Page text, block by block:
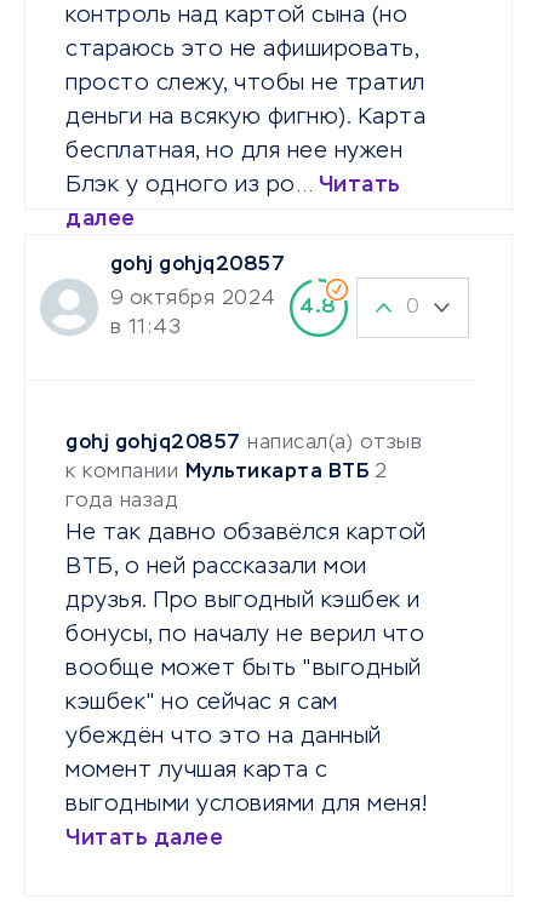
контроль над картой сына (но
стараюсь это не афишировать,
просто слежу, чтобы не тратил
деньги на всякую фигню). Карта
бесплатная, но для нее нужен
Блэк у одного из ро… Читать
далее
gohj gohjq20857
9 октября 2024
в 11:43
4.8 0
gohj gohjq20857 написал(а) отзыв
к компании Мультикарта ВТБ 2
года назад
Не так давно обзавёлся картой
ВТБ, о ней рассказали мои
друзья. Про выгодный кэшбек и
бонусы, по началу не верил что
вообще может быть "выгодный
кэшбек" но сейчас я сам
убеждён что это на данный
момент лучшая карта с
выгодными условиями для меня!
Читать далее